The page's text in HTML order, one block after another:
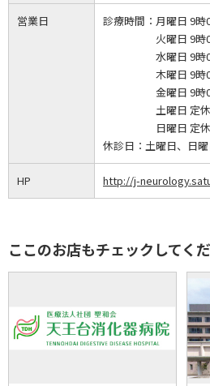
営業日 診療時間： 月曜日 9時
火曜日 9時
水曜日 9時
木曜日 9時
金曜日 9時
土曜日 定
日曜日 定
休診日： 土曜日、日
HP http://j-
ここのお店もチェックしてく